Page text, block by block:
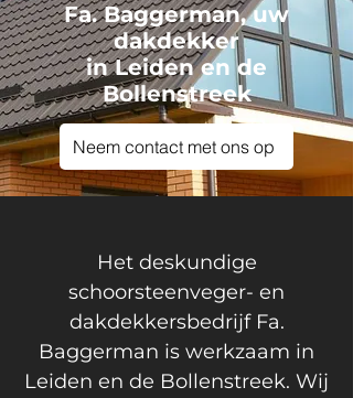
Fa. Baggerman, uw
dakdekker
in Leiden en de
Bollenstreek
Neem contact met ons op
Het deskundige
schoorsteenveger- en
dakdekkersbedrijf Fa.
Baggerman is werkzaam in
Leiden en de Bollenstreek. Wij